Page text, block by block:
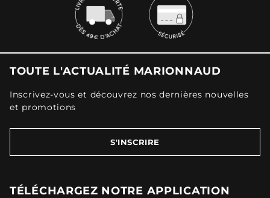
TOUTE L'ACTUALITÉ MARIONNAUD
Inscrivez-vous et découvrez nos dernières nouvelles
et promotions
S'INSCRIRE
TÉLÉCHARGEZ NOTRE APPLICATION